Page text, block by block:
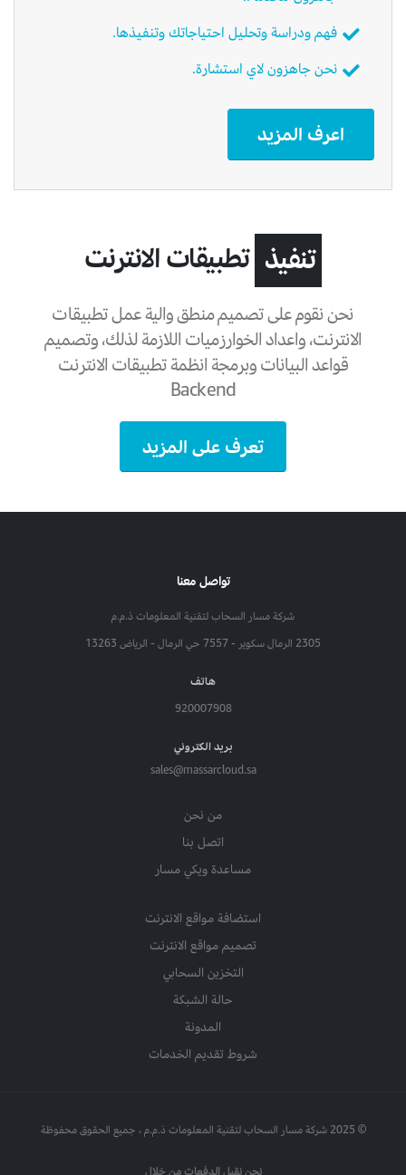
فهم ودراسة وتحليل احتياجاتك وتنفيذها.
نحن جاهزون لاي استشارة.
اعرف المزيد
تنفيذ تطبيقات الانترنت
نحن نقوم على تصميم منطق والية عمل تطبيقات
الانترنت، واعداد الخوارزميات اللازمة لذلك، وتصميم
قواعد البيانات وبرمجة انظمة تطبيقات الانترنت
Backend
تعرف على المزيد
تواصل معنا
شركة مسار السحاب لتقنية المعلومات ذ.م.م
2305 الرمال سكوير - 7557 حي الرمال - الرياض 13263
هاتف
920007908
بريد الكتروني
sales@massarcloud.sa
من نحن
اتصل بنا
مساعدة ويكي مسار
استضافة مواقع الانترنت
تصميم مواقع الانترنت
التخزين السحابي
حالة الشبكة
المدونة
شروط تقديم الخدمات
© 2025 شركة مسار السحاب لتقنية المعلومات ذ.م.م ، جميع الحقوق محفوظة